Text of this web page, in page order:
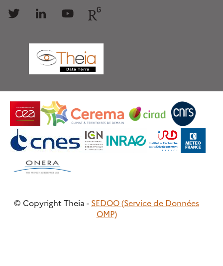
Follow Follow
© Copyright Theia - SEDOO (Service de Données
OMP)